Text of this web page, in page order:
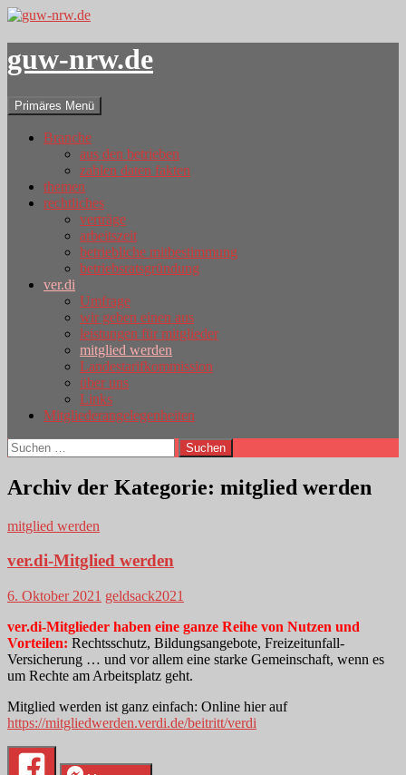
guw-nrw.de
Suchen
Primäres Menü
Inhalt
Branche
aus den betrieben
zahlen daten fakten
themen
rechtliches
verträge
arbeitszeit
betriebliche mitbestimmung
betriebsratsgründung
ver.di
Umfrage
wir geben einen aus
leistungen für mitglieder
mitglied werden
Landestarifkommission
über uns
Links
Mitgliederangelegenheiten
Suchen
nach:
Archiv der Kategorie: mitglied werden
mitglied werden
ver.di-Mitglied werden
6. Oktober 2021 geldsack2021
ver.di-Mitglieder haben eine ganze Reihe von Nutzen und
Vorteilen: Rechtsschutz, Bildungsangebote, Freizeitunfall-
Versicherung … und vor allem eine starke Gemeinschaft, wenn es
um Rechte am Arbeitsplatz geht.
Mitglied werden ist ganz einfach: Online hier auf
https://mitgliedwerden.verdi.de/beitritt/verdi